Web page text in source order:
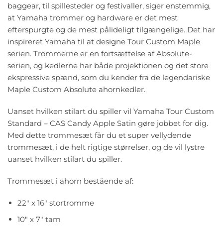
baggear, til spillesteder og festivaller, siger enstemmig,
at Yamaha trommer og hardware er det mest
efterspurgte og de mest pålideligt tilgængelige. Det har
inspireret Yamaha til at designe Tour Custom Maple
serien. Trommerne er en fortsættelse af Absolute-
serien, og kedlerne har både projektionen og det store
ekspressive spænd, som du kender fra de legendariske
Maple Custom Absolute ahornkedler.
Uanset hvilken stilart du spiller vil Yamaha Tour Custom
Standard – CAS Candy Apple Satin gøre jobbet for dig.
Med dette trommesæt får du et super vellydende
trommesæt, i de helt rigtige størrelser, og de vil lystre
uanset hvilken stilart du spiller.
Trommesæt i ahorn bestående af:
22″ x 16″ stortromme
10″ x 7″ tam